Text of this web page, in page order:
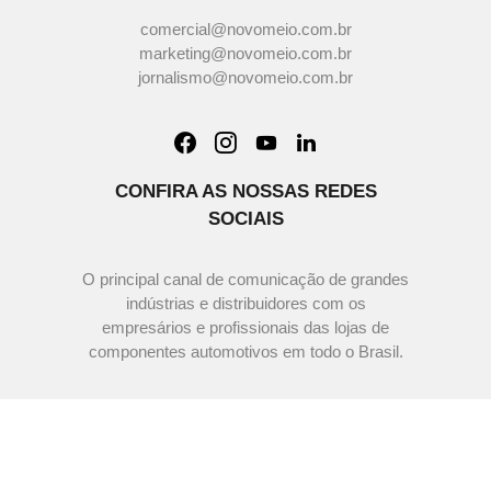
comercial@novomeio.com.br
marketing@novomeio.com.br
jornalismo@novomeio.com.br
CONFIRA AS NOSSAS REDES
SOCIAIS
O principal canal de comunicação de grandes
indústrias e distribuidores com os
empresários e profissionais das lojas de
componentes automotivos em todo o Brasil.